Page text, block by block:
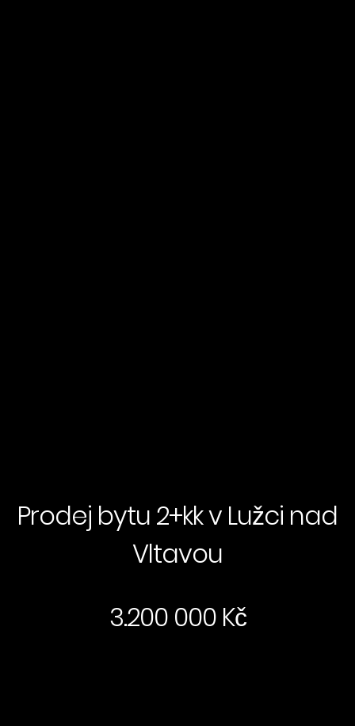
Prodej bytu 2+kk v Lužci nad
Vltavou
3.200 000 Kč